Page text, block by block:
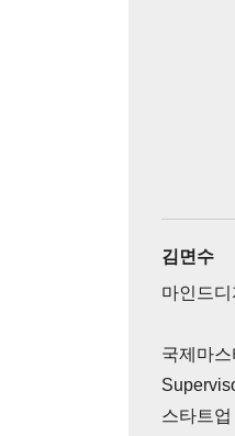
김면수
마인드
국제마
스타트